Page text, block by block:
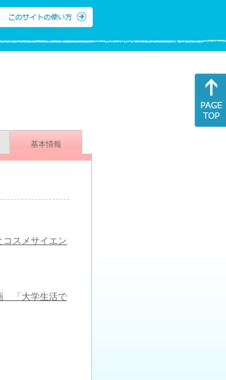
基本情報
スメサイエン
「大学生活で